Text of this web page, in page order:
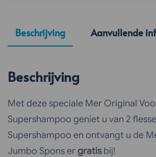
Beschrijving Aanvullende
Beschrijving
Met deze speciale Mer Original
Supershampoo geniet u van 2
Supershampoo en ontvangt u de
Jumbo Spons ergratisbij!